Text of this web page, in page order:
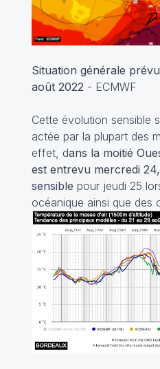
Situation générale
août 2022 - ECMWF
Cette évolution sensible
actée par la plupart des
effet, dans la moitié
est entrevu mercredi
sensible pour jeudi 25
océanique ainsi que des